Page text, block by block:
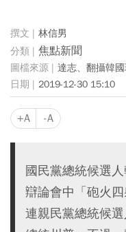
林信男
焦點新聞
達志、翻攝韓
2019-12-30 15:10
+A -A
國民黨總統候選
辯論會中「砲火
連親民黨總統候